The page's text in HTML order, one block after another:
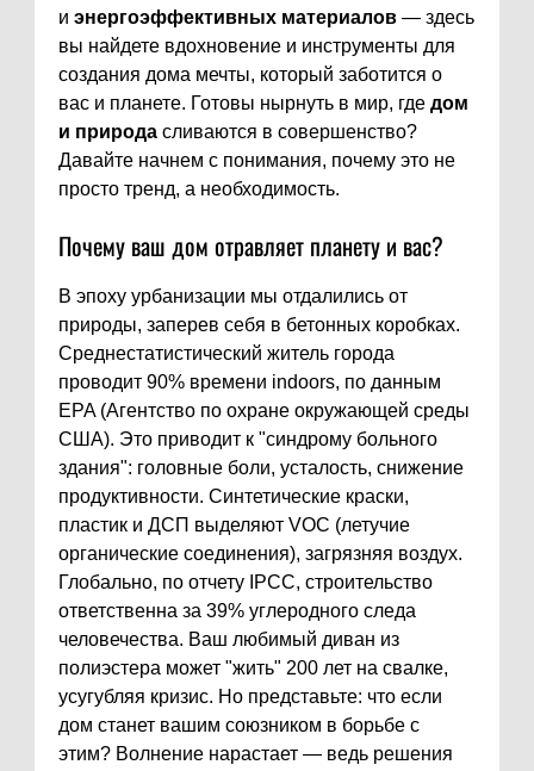
и энергоэффективных материалов — здесь
вы найдете вдохновение и инструменты для
создания дома мечты, который заботится о
вас и планете. Готовы нырнуть в мир, где дом
и природа сливаются в совершенство?
Давайте начнем с понимания, почему это не
просто тренд, а необходимость.
Почему ваш дом отравляет планету и вас?
В эпоху урбанизации мы отдалились от
природы, заперев себя в бетонных коробках.
Среднестатистический житель города
проводит 90% времени indoors, по данным
EPA (Агентство по охране окружающей среды
США). Это приводит к "синдрому больного
здания": головные боли, усталость, снижение
продуктивности. Синтетические краски,
пластик и ДСП выделяют VOC (летучие
органические соединения), загрязняя воздух.
Глобально, по отчету IPCC, строительство
ответственна за 39% углеродного следа
человечества. Ваш любимый диван из
полиэстера может "жить" 200 лет на свалке,
усугубляя кризис. Но представьте: что если
дом станет вашим союзником в борьбе с
этим? Волнение нарастает — ведь решения